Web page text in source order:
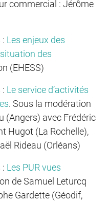
commercial : Jérôme
: Les enjeux des
des
(EHESS)
: Le service d’activités
. Sous la modération
(Angers) avec Frédéric
Hugot (La Rochelle),
Rideau (Orléans)
: Les PUR vues
de Samuel Leturcq
Gardette (Géodif,